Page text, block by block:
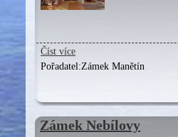
Číst více
Pořadatel:Zámek Manětín
Zámek Nebílovy